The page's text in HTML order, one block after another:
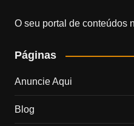
O seu portal de conteúdos
Páginas
Anuncie Aqui
Blog